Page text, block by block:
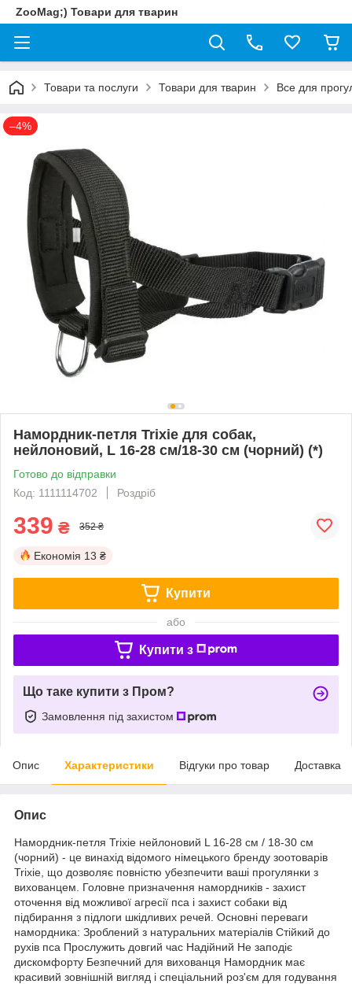
ZooMag;) Товари для тварин
Товари та послуги Товари для тварин Все для
–4%
Намордник-петля Trixie для собак,
нейлоновий, L 16-28 см/18-30 см (чорний) (*)
Готово до відправки
Код: 1111114702
Роздріб
339 ₴ 352 ₴
Економія 13 ₴
Купити
або
Купити з
Що таке купити з Пром?
Замовлення під захистом
Опис Характеристики Відгуки про товар Доставка
Опис
Намордник-петля Trixie нейлоновий L 16-28 см / 18-30 см
(чорний) - це винахід відомого німецького бренду зоотоварів
Trixie, що дозволяє повністю убезпечити ваші прогулянки з
вихованцем. Головне призначення намордників - захист
оточення від можливої агресії пса і захист собаки від
підбирання з підлоги шкідливих речей. Основні переваги
намордника: Зроблений з натуральних матеріалів Стійкий до
рухів пса Прослужить довгий час Надійний Не заподіє
дискомфорту Безпечний для вихованця Намордник має
красивий зовнішній вигляд і спеціальний роз'єм для годування